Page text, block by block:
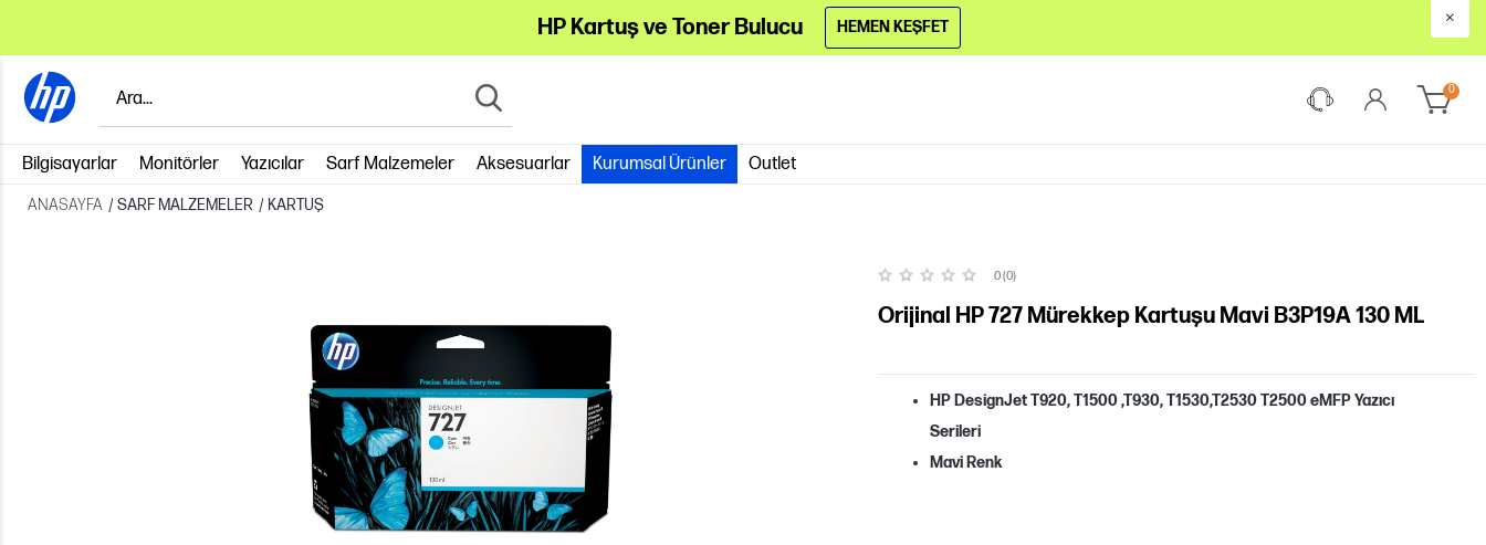
HP Kartuş ve Toner Bulucu HEMEN KEŞFET ×
0
Bilgisayarlar Monitörler Yazıcılar Sarf Malzemeler Aksesuarlar Kurumsal Ürünler Outlet
ANASAYFA /SARF MALZEMELER / KARTUŞ
0 (0)
Orijinal HP 727 Mürekkep Kartuşu Mavi B3P19A 130 ML
HP DesignJet T920, T1500 ,T930, T1530,T2530 T2500 eMFP Yazıcı
Serileri
Mavi Renk